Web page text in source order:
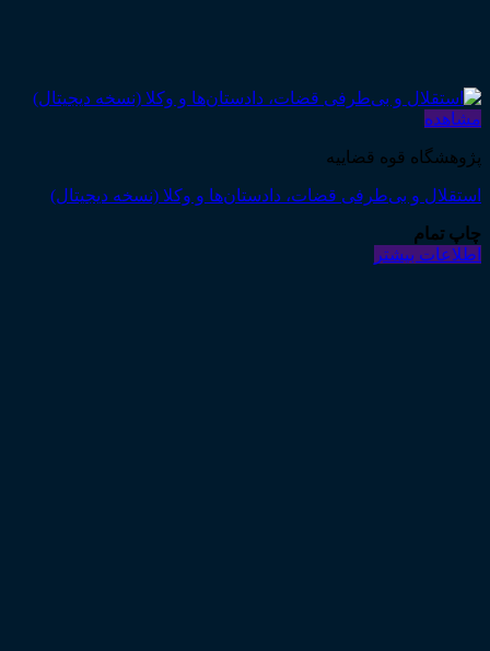
مشاهده
پژوهشگاه قوه قضاییه
استقلال و بی‌طرفی قضات، دادستان‌ها و وکلا (نسخه دیجیتال)
چاپ تمام
اطلاعات بیشتر